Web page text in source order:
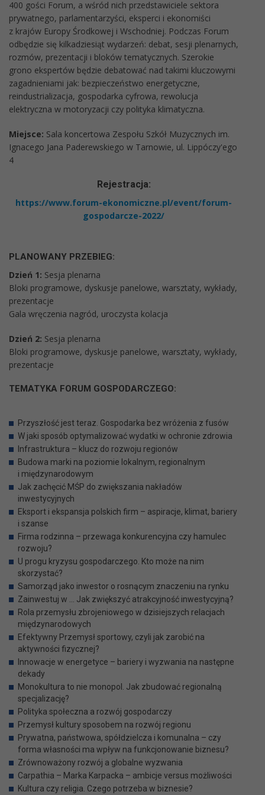
400 gości Forum, a wśród nich przedstawiciele sektora
prywatnego, parlamentarzyści, eksperci i ekonomiści
z krajów Europy Środkowej i Wschodniej. Podczas Forum
odbędzie się kilkadziesiąt wydarzeń: debat, sesji plenarnych,
rozmów, prezentacji i bloków tematycznych. Szerokie
grono ekspertów będzie debatować nad takimi kluczowymi
zagadnieniami jak: bezpieczeństwo energetyczne,
reindustrializacja, gospodarka cyfrowa, rewolucja
elektryczna w motoryzacji czy polityka klimatyczna.
Miejsce: Sala koncertowa Zespołu Szkół Muzycznych im.
Ignacego Jana Paderewskiego w Tarnowie, ul. Lippóczy'ego
4
Rejestracja:
https://www.forum-ekonomiczne.pl/event/forum-
gospodarcze-2022/
PLANOWANY PRZEBIEG:
Dzień 1: Sesja plenarna
Bloki programowe, dyskusje panelowe, warsztaty, wykłady,
prezentacje
Gala wręczenia nagród, uroczysta kolacja
Dzień 2: Sesja plenarna
Bloki programowe, dyskusje panelowe, warsztaty, wykłady,
prezentacje
TEMATYKA FORUM GOSPODARCZEGO:
Przyszłość jest teraz. Gospodarka bez wróżenia z fusów
W jaki sposób optymalizować wydatki w ochronie zdrowia
Infrastruktura – klucz do rozwoju regionów
Budowa marki na poziomie lokalnym, regionalnym
i międzynarodowym
Jak zachęcić MŚP do zwiększania nakładów
inwestycyjnych
Eksport i ekspansja polskich firm – aspiracje, klimat, bariery
i szanse
Firma rodzinna – przewaga konkurencyjna czy hamulec
rozwoju?
U progu kryzysu gospodarczego. Kto może na nim
skorzystać?
Samorząd jako inwestor o rosnącym znaczeniu na rynku
Zainwestuj w … Jak zwiększyć atrakcyjność inwestycyjną?
Rola przemysłu zbrojeniowego w dzisiejszych relacjach
międzynarodowych
Efektywny Przemysł sportowy, czyli jak zarobić na
aktywności fizycznej?
Innowacje w energetyce – bariery i wyzwania na następne
dekady
Monokultura to nie monopol. Jak zbudować regionalną
specjalizację?
Polityka społeczna a rozwój gospodarczy
Przemysł kultury sposobem na rozwój regionu
Prywatna, państwowa, spółdzielcza i komunalna – czy
forma własności ma wpływ na funkcjonowanie biznesu?
Zrównoważony rozwój a globalne wyzwania
Carpathia – Marka Karpacka – ambicje versus możliwości
Kultura czy religia. Czego potrzeba w biznesie?